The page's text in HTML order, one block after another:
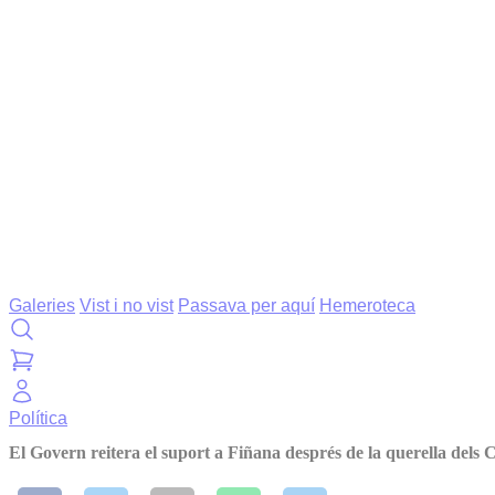
Galeries Vist i no vist Passava per aquí Hemeroteca
Política
El Govern reitera el suport a Fiñana després de la querella dels